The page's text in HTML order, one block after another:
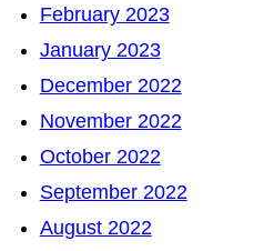
February 2023
January 2023
December 2022
November 2022
October 2022
September 2022
August 2022